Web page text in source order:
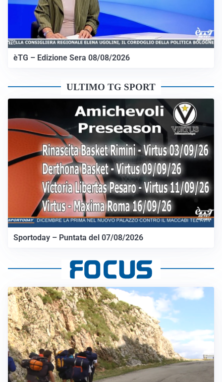
èTG – Edizione Sera 08/08/2026
ULTIMO TG SPORT
Sportoday – Puntata del 07/08/2026